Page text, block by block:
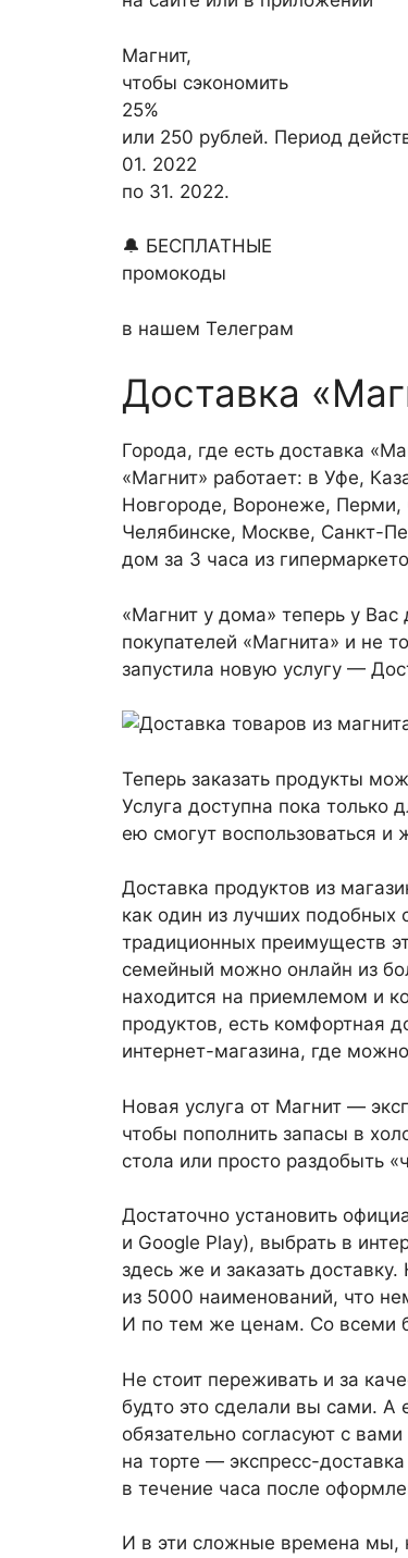
Магнит,
чтобы сэкономить
25%
или 250 рублей. Период
01. 2022
по 31. 2022.
🔔 БЕСПЛАТНЫЕ
промокоды
в нашем Телеграм
Доставка
Города, где есть доставка
«Магнит» работает: в Уфе,
Новгороде, Воронеже,
Челябинске, Москве, Санкт-
дом за 3 часа из
«Магнит у дома» теперь у
покупателей «Магнита» и не
запустила новую услугу —
Теперь заказать продукты
Услуга доступна пока
ею смогут воспользоваться и
Доставка продуктов из
как один из лучших подобных
традиционных преимуществ
семейный можно онлайн из
находится на приемлемом и
продуктов, есть комфортная
интернет-магазина, где
Новая услуга от Магнит —
чтобы пополнить запасы в
стола или просто раздобыть
Достаточно установить
и Google Play), выбрать в
здесь же и заказать
из 5000 наименований, что
И по тем же ценам. Со всеми
Не стоит переживать и за
будто это сделали вы сами. А
обязательно согласуют с
на торте — экспресс-
в течение часа после
И в эти сложные времена мы,